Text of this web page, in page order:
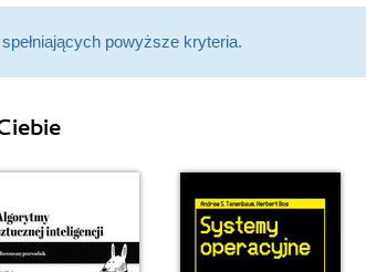
powyższe kryteria.